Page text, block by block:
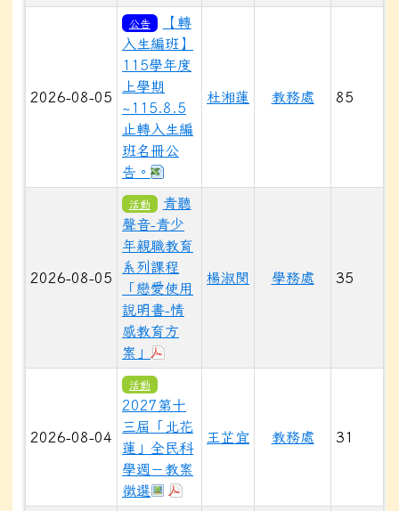
2026-08-05
公告
【轉
入生編班】
115學年度
上學期
~115.8.5
止轉入生編
班名冊公
告。
杜湘蓮 教務處 85
2026-08-05
活動
青聽
聲音-青少
年親職教育
系列課程
「戀愛使用
說明書-情
感教育方
案」
楊淑閔 學務處 35
2026-08-04
活動
2027第十
三屆「北花
蓮」全民科
學週－教案
徵選
於彈跳視窗觀看：2027 第十三屆
王芷宜 教務處 31